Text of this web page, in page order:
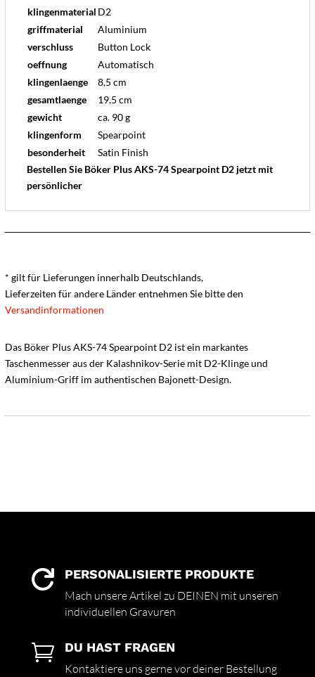
klingenmaterial D2
griffmaterial
Aluminium
verschluss
Button Lock
oeffnung
Automatisch
klingenlaenge
8,5 cm
gesamtlaenge
19,5 cm
gewicht
ca. 90 g
klingenform
Spearpoint
besonderheit
Satin Finish
Bestellen Sie Böker Plus AKS-74 Spearpoint D2 jetzt mit
persönlicher
* gilt für Lieferungen innerhalb Deutschlands,
Lieferzeiten für andere Länder entnehmen Sie bitte den
Versandinformationen
Das Böker Plus AKS-74 Spearpoint D2 ist ein markantes
Taschenmesser aus der Kalashnikov-Serie mit D2-Klinge und
Aluminium-Griff im authentischen Bajonett-Design.
 PERSONALISIERTE PRODUKTE
Mach unsere Artikel zu DEINEN mit unseren
individuellen Gravuren
 DU HAST FRAGEN
Kontaktiere uns gerne vor deiner Bestellung